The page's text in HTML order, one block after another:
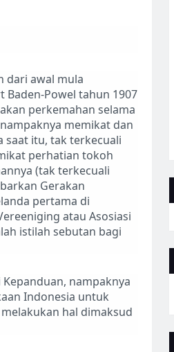
dari awal mula
Powel tahun 1907
perkemahan selama
memikat dan
itu, tak terkecuali
perhatian tokoh
(tak terkecuali
Gerakan
pertama di
atau Asosiasi
istilah sebutan bagi
nampaknya
Indonesia untuk
hal dimaksud